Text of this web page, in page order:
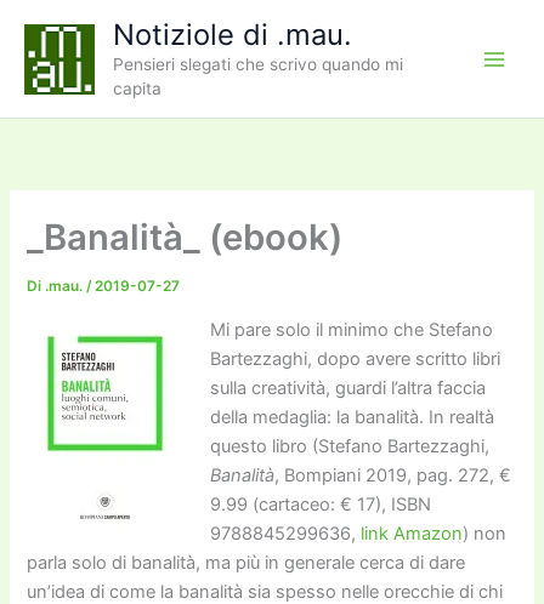
contenuto
Notiziole di .mau.
Pensieri slegati che scrivo quando mi
capita
_Banalità_ (ebook)
Di .mau./2019-07-27
Mi pare solo il minimo che Stefano
Bartezzaghi, dopo avere scritto libri
sulla creatività, guardi l’altra faccia
della medaglia: la banalità. In realtà
questo libro (Stefano Bartezzaghi,
Banalità, Bompiani 2019, pag. 272, €
9.99 (cartaceo: € 17), ISBN
9788845299636, link Amazon) non
parla solo di banalità, ma più in generale cerca di dare
un’idea di come la banalità sia spesso nelle orecchie di chi